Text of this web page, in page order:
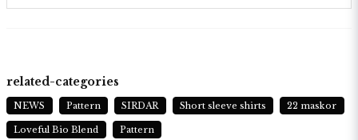
related-categories
NEWS Pattern SIRDAR Short sleeve shirts 22 maskor
Loveful Bio Blend Pattern